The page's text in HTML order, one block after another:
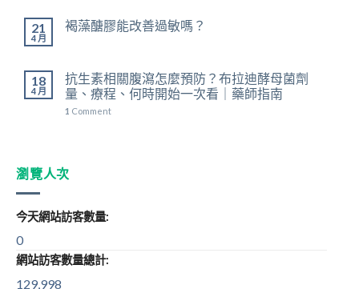
21
4 月
褐藻醣膠能改善過敏嗎？
18
4 月
抗生素相關腹瀉怎麼預防？布拉迪酵母菌劑
量、療程、何時開始一次看｜藥師指南
1 Comment
瀏覽人次
今天網站訪客數量:
0
網站訪客數量總計:
129,998